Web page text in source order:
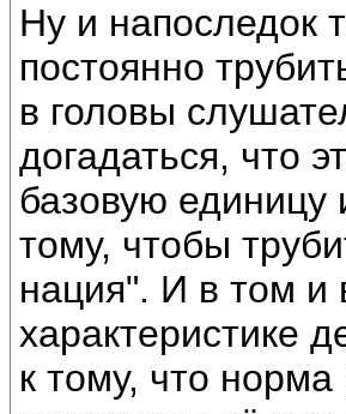
Ну и напоследок
постоянно
в головы
догадаться, что
базовую
тому, чтобы
нация". И в том и
характеристике
к тому, что